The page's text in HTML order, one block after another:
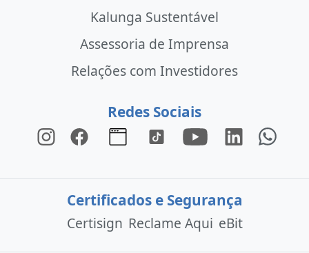
Kalunga Sustentável
Assessoria de Imprensa
Relações com Investidores
Redes Sociais
Certificados e Segurança
Certisign Reclame Aqui eBit